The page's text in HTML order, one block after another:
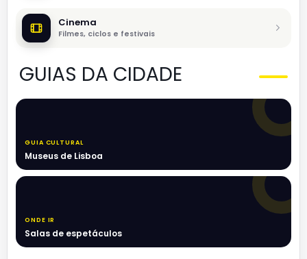
Cinema
Filmes, ciclos e festivais
GUIAS DA CIDADE
GUIA CULTURAL
Museus de Lisboa
ONDE IR
Salas de espetáculos